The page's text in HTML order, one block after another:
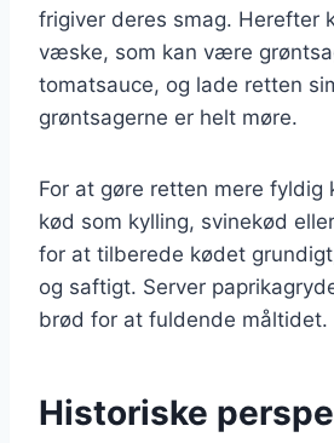
frigiver deres smag. Herefter
væske, som kan være
tomatsauce, og lade retten
grøntsagerne er helt møre.
For at gøre retten mere
kød som kylling, svinekød
for at tilberede kødet
og saftigt. Server
brød for at fuldende måltidet.
Historiske